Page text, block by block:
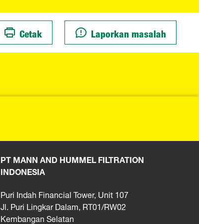
Cetak Laporkan masalah
PT MANN AND HUMMEL FILTRATION
INDONESIA
Puri Indah Financial Tower, Unit 107
Jl. Puri Lingkar Dalam, RT01/RW02
Kembangan Selatan